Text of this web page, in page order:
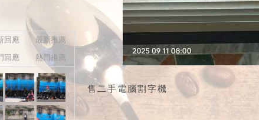
售二手電腦割字機
回應
最新推薦
回應 熱門推薦